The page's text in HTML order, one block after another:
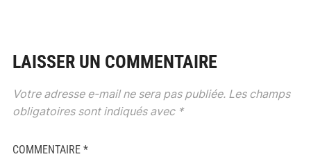
LAISSER UN COMMENTAIRE
Votre adresse e-mail ne sera pas publiée. Les champs
obligatoires sont indiqués avec *
COMMENTAIRE *